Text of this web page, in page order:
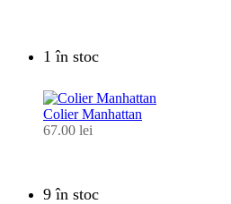
1 în stoc
Colier Manhattan
67.00 lei
9 în stoc